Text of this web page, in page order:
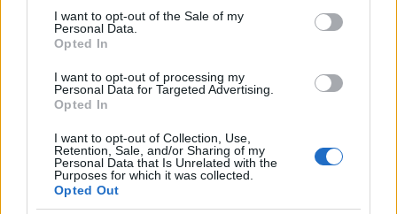
consent section.
I want to opt-out of the Sale of my
Personal Data.
Opted In
I want to opt-out of processing my
Personal Data for Targeted Advertising.
Opted In
I want to opt-out of Collection, Use,
Retention, Sale, and/or Sharing of my
Personal Data that Is Unrelated with the
Purposes for which it was collected.
Opted Out